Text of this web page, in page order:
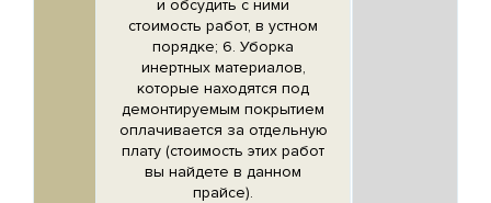
и обсудить с ними
стоимость работ, в устном
порядке; 6. Уборка
инертных материалов,
которые находятся под
демонтируемым покрытием
оплачивается за отдельную
плату (стоимость этих работ
вы найдете в данном
прайсе).